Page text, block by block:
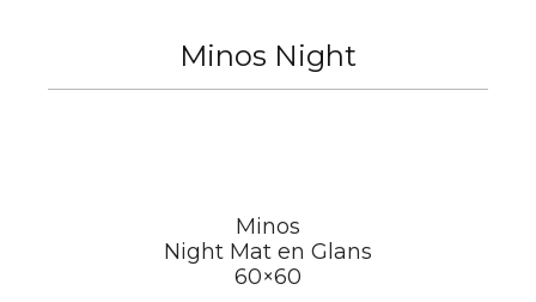
Minos Night
Minos
Night Mat en Glans
60×60